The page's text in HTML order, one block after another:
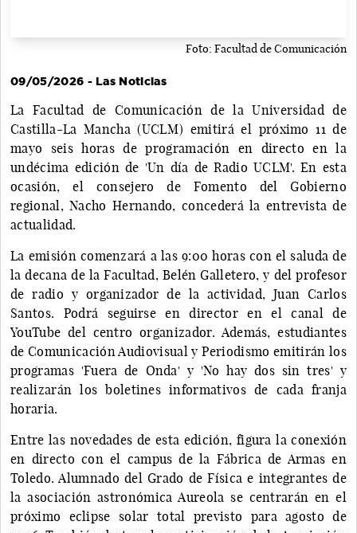
Foto: Facultad de Comunicación
09/05/2026 - Las Noticias
La Facultad de Comunicación de la Universidad de
Castilla-La Mancha (UCLM) emitirá el próximo 11 de
mayo seis horas de programación en directo en la
undécima edición de 'Un día de Radio UCLM'. En esta
ocasión, el consejero de Fomento del Gobierno
regional, Nacho Hernando, concederá la entrevista de
actualidad.
La emisión comenzará a las 9:00 horas con el saluda de
la decana de la Facultad, Belén Galletero, y del profesor
de radio y organizador de la actividad, Juan Carlos
Santos. Podrá seguirse en director en el canal de
YouTube del centro organizador. Además, estudiantes
de Comunicación Audiovisual y Periodismo emitirán los
programas 'Fuera de Onda' y 'No hay dos sin tres' y
realizarán los boletines informativos de cada franja
horaria.
Entre las novedades de esta edición, figura la conexión
en directo con el campus de la Fábrica de Armas en
Toledo. Alumnado del Grado de Física e integrantes de
la asociación astronómica Aureola se centrarán en el
próximo eclipse solar total previsto para agosto de